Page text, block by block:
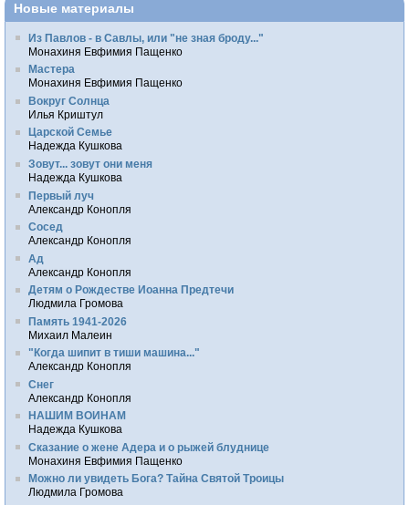
Новые материалы
Из Павлов - в Савлы, или "не зная броду..."
Монахиня Евфимия Пащенко
Мастера
Монахиня Евфимия Пащенко
Вокруг Солнца
Илья Криштул
Царской Семье
Надежда Кушкова
Зовут... зовут они меня
Надежда Кушкова
Первый луч
Александр Конопля
Сосед
Александр Конопля
Ад
Александр Конопля
Детям о Рождестве Иоанна Предтечи
Людмила Громова
Память 1941-2026
Михаил Малеин
"Когда шипит в тиши машина..."
Александр Конопля
Снег
Александр Конопля
НАШИМ ВОИНАМ
Надежда Кушкова
Сказание о жене Адера и о рыжей блуднице
Монахиня Евфимия Пащенко
Можно ли увидеть Бога? Тайна Святой Троицы
Людмила Громова